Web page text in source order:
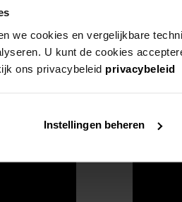
we cookies en vergelijkbare
U kunt de cookies
ons privacybeleid privacybeleid
Instellingen beheren